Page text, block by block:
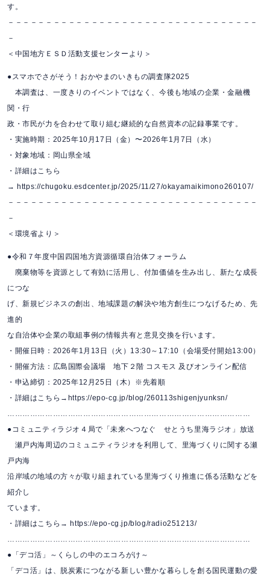
す。
－－－－－－－－－－－－－－－－－－－－－－－－－－－－－－－－－
－
＜中国地方ＥＳＤ活動支援センターより＞
●スマホでさがそう！おかやまのいきもの調査隊2025
本調査は、一度きりのイベントではなく、今後も地域の企業・金融機
関・行
政・市民が力を合わせて取り組む継続的な自然資本の記録事業です。
・実施時期：2025年10月17日（金）〜2026年1月7日（水）
・対象地域：岡山県全域
・詳細はこちら
→ https://chugoku.esdcenter.jp/2025/11/27/okayamaikimono260107/
－－－－－－－－－－－－－－－－－－－－－－－－－－－－－－－－－
－
＜環境省より＞
●令和７年度中国四国地方資源循環自治体フォーラム
廃棄物等を資源として有効に活用し、付加価値を生み出し、新たな成長
につな
げ、新規ビジネスの創出、地域課題の解決や地方創生につなげるため、先
進的
な自治体や企業の取組事例の情報共有と意見交換を行います。
・開催日時：2026年1月13日（火）13:30～17:10（会場受付開始13:00）
・開催方法：広島国際会議場 地下２階 コスモス 及びオンライン配信
・申込締切：2025年12月25日（木）※先着順
・詳細はこちら→https://epo-cg.jp/blog/260113shigenjyunksn/
……………………………………………………………………………………
●コミュニティラジオ４局で「未来へつなぐ せとうち里海ラジオ」放送
瀬戸内海周辺のコミュニティラジオを利用して、里海づくりに関する瀬
戸内海
沿岸域の地域の方々が取り組まれている里海づくり推進に係る活動などを
紹介し
ています。
・詳細はこちら→ https://epo-cg.jp/blog/radio251213/
……………………………………………………………………………………
●「デコ活」～くらしの中のエコろがけ～
「デコ活」は、脱炭素につながる新しい豊かな暮らしを創る国民運動の愛